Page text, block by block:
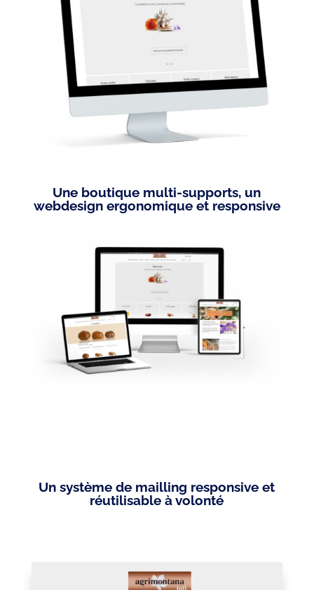
Une boutique multi-supports, un
webdesign ergonomique et responsive
Un système de mailling responsive et
réutilisable à volonté